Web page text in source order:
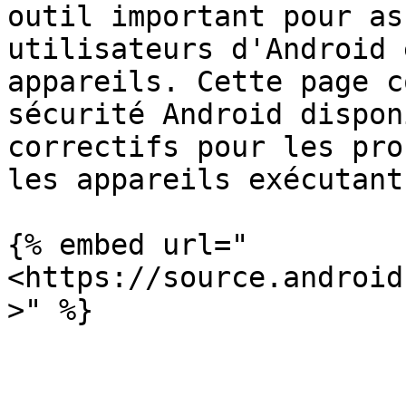
outil important pour
utilisateurs d'Android
appareils. Cette page
sécurité Android
correctifs pour les
les appareils
{% embed url="
<https://